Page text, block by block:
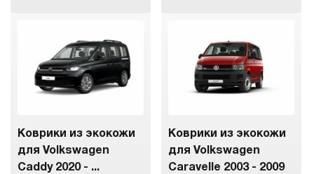
Коврики из экокожи
для Volkswagen
Caddy 2020 - ...
Коврики из экокожи
для Volkswagen
Caravelle 2003 - 2009